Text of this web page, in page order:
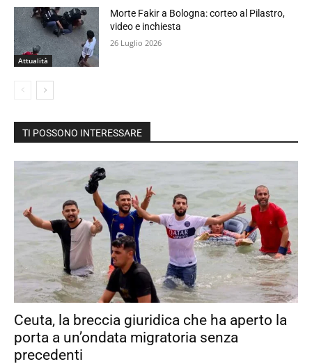
Attualità
Morte Fakir a Bologna: corteo al Pilastro,
video e inchiesta
26 Luglio 2026
TI POSSONO INTERESSARE
Ceuta, la breccia giuridica che ha aperto la
porta a un’ondata migratoria senza
precedenti